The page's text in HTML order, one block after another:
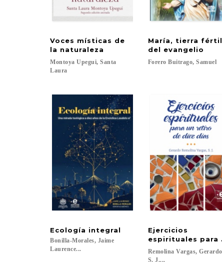
Voces místicas de
la naturaleza
Montoya Upegui, Santa
Laura
María, tierra fértil
del evangelio
Forero Buitrago, Samuel
Ecología integral
Bonilla-Morales, Jaime
Laurence...
Ejercicios
espirituales para
Remolina Vargas,
S. J....